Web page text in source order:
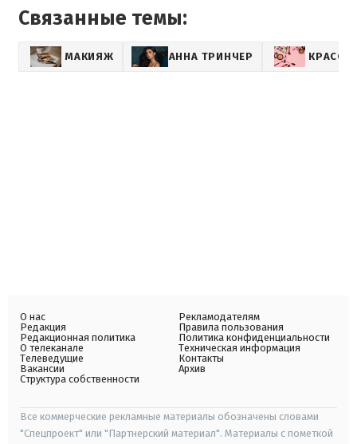
Связанные темы:
МАКИЯЖ АННА ТРИНЧЕР
О нас
Редакция
Редакционная политика
О телеканале
Телеведущие
Вакансии
Структура собственности
Рекламодателям
Правила пользования
Политика конфиденциальности
Техническая информация
Контакты
Архив
Все коммерческие рекламные материалы обозначены словами
"Спецпроект" или "Партнерский материал". Материалы с пометкой